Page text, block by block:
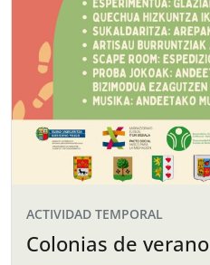
ACTIVIDAD TEMPORAL
Colonias de